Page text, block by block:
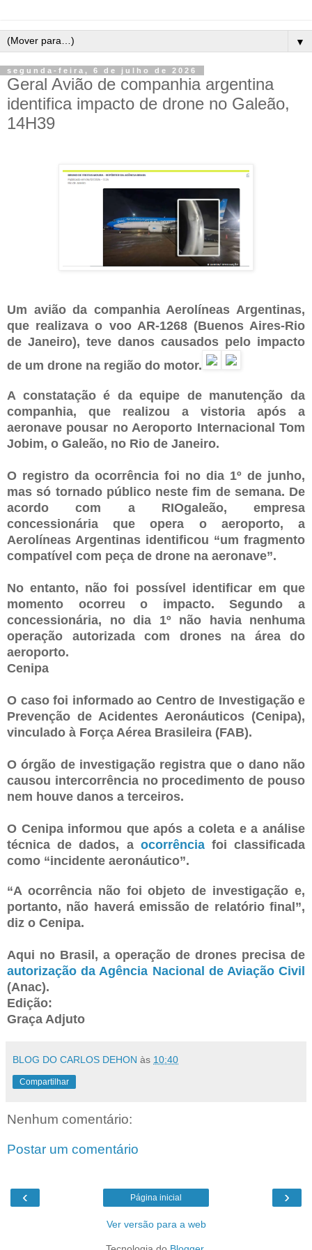
▼
segunda-feira, 6 de julho de 2026
Geral Avião de companhia argentina
identifica impacto de drone no Galeão,
14H39
Um avião da companhia Aerolíneas Argentinas,
que realizava o voo AR-1268 (Buenos Aires-Rio
de Janeiro), teve danos causados pelo impacto
de um drone na região do motor.
A constatação é da equipe de manutenção da
companhia, que realizou a vistoria após a
aeronave pousar no Aeroporto Internacional Tom
Jobim, o Galeão, no Rio de Janeiro.
O registro da ocorrência foi no dia 1º de junho,
mas só tornado público neste fim de semana. De
acordo com a RIOgaleão, empresa
concessionária que opera o aeroporto, a
Aerolíneas Argentinas identificou “um fragmento
compatível com peça de drone na aeronave”.
No entanto, não foi possível identificar em que
momento ocorreu o impacto. Segundo a
concessionária, no dia 1º não havia nenhuma
operação autorizada com drones na área do
aeroporto.
Cenipa
O caso foi informado ao Centro de Investigação e
Prevenção de Acidentes Aeronáuticos (Cenipa),
vinculado à Força Aérea Brasileira (FAB).
O órgão de investigação registra que o dano não
causou intercorrência no procedimento de pouso
nem houve danos a terceiros.
O Cenipa informou que após a coleta e a análise
técnica de dados, a ocorrênciafoi classificada
como “incidente aeronáutico”.
“A ocorrência não foi objeto de investigação e,
portanto, não haverá emissão de relatório final”,
diz o Cenipa.
Aqui no Brasil, a operação de drones precisa de
autorização da Agência Nacional de Aviação Civil
(Anac).
Edição:
Graça Adjuto
BLOG DO CARLOS DEHON às 10:40
Compartilhar
Nenhum comentário:
Postar um comentário
‹ ›
Página inicial
Ver versão para a web